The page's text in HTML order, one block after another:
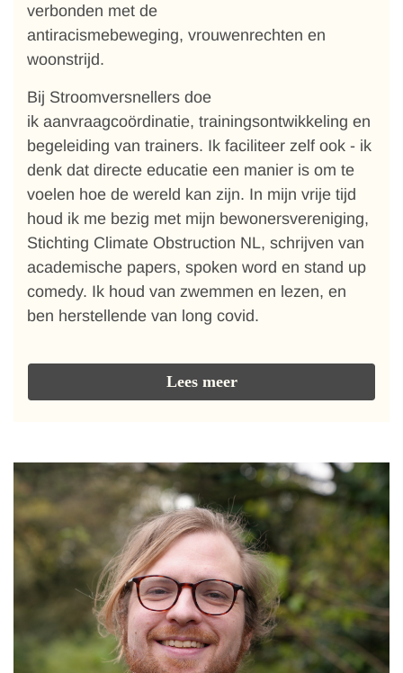
verbonden met de
antiracismebeweging, vrouwenrechten en
woonstrijd.
Bij Stroomversnellers doe
ik aanvraagcoördinatie, trainingsontwikkeling en
begeleiding van trainers. Ik faciliteer zelf ook - ik
denk dat directe educatie een manier is om te
voelen hoe de wereld kan zijn. In mijn vrije tijd
houd ik me bezig met mijn bewonersvereniging,
Stichting Climate Obstruction NL, schrijven van
academische papers, spoken word en stand up
comedy. Ik houd van zwemmen en lezen, en
ben herstellende van long covid.
Lees meer